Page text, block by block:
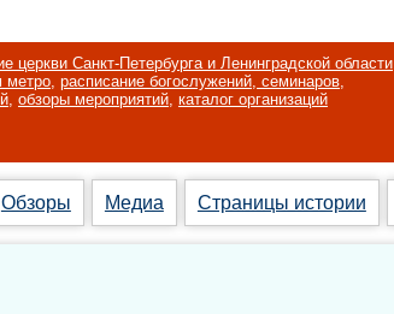
церкви Санкт-Петербурга и Ленинградской области
метро, расписание богослужений, семинаров,
, обзоры мероприятий, каталог организаций
Обзоры Медиа Страницы истории